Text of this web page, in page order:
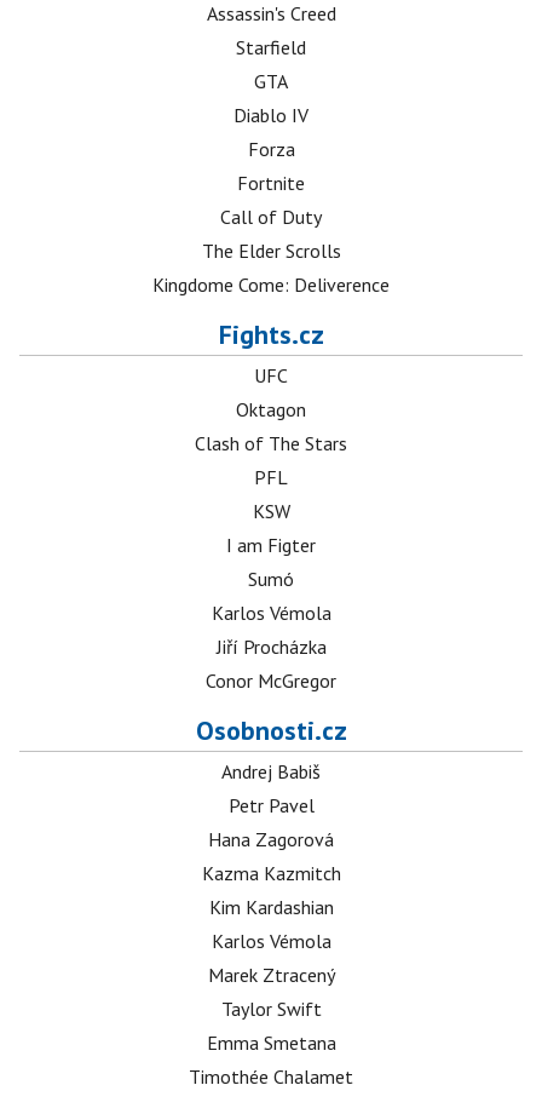
Assassin's Creed
Starfield
GTA
Diablo IV
Forza
Fortnite
Call of Duty
The Elder Scrolls
Kingdome Come: Deliverence
Fights.cz
UFC
Oktagon
Clash of The Stars
PFL
KSW
I am Figter
Sumó
Karlos Vémola
Jiří Procházka
Conor McGregor
Osobnosti.cz
Andrej Babiš
Petr Pavel
Hana Zagorová
Kazma Kazmitch
Kim Kardashian
Karlos Vémola
Marek Ztracený
Taylor Swift
Emma Smetana
Timothée Chalamet